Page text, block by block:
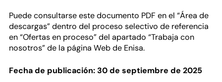
Puede consultarse este documento PDF en el “Área de
descargas” dentro del proceso selectivo de referencia
en “Ofertas en proceso” del apartado “Trabaja con
nosotros” de la página Web de Enisa.
Fecha de publicación: 30 de septiembre de 2025